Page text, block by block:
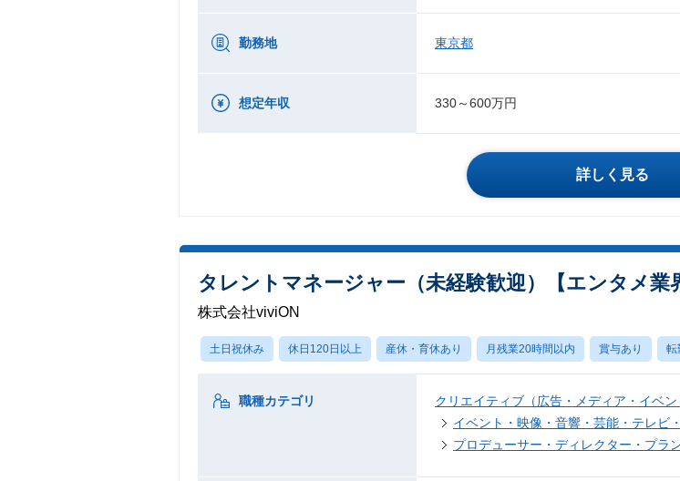
勤務地 東京都
想定年収 330～600万円
詳しく見る
タレントマネージャー（未経験歓迎）【エンタメ業
株式会社viviON
土日祝休み 休日120日以上 産休・育休あり 月残業20時間以内 賞与あり 転
職種カテゴリ
クリエイティブ（広告・メディア・イベン
イベント・映像・音響・芸能・テレビ
プロデューサー・ディレクター・プラ